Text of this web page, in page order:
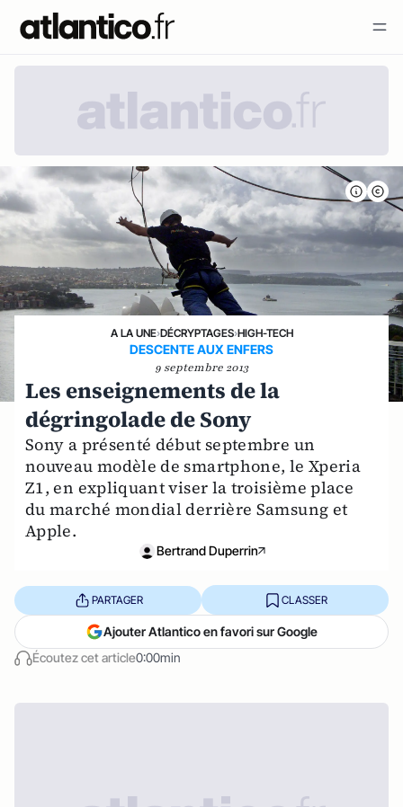
A LA UNE›DÉCRYPTAGES›HIGH-TECH
DESCENTE AUX ENFERS
9 septembre 2013
Les enseignements de la
dégringolade de Sony
Sony a présenté début septembre un
nouveau modèle de smartphone, le Xperia
Z1, en expliquant viser la troisième place
du marché mondial derrière Samsung et
Apple.
Bertrand Duperrin
Écoutez cet article0:00min
PARTAGER CLASSER
Ajouter Atlantico en favori sur Google